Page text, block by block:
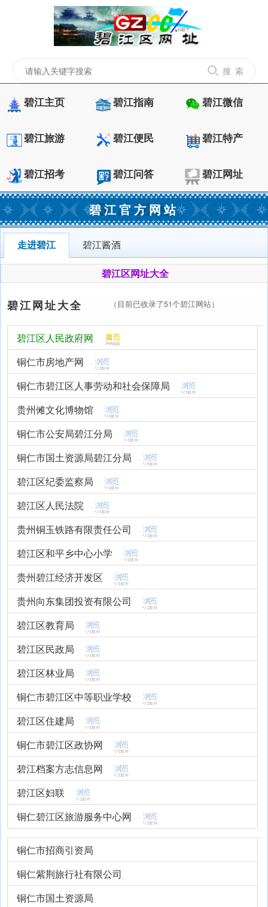
搜 索
碧江主页 碧江指南 碧江微信
碧江旅游 碧江便民 碧江特产
碧江招考 碧江问答 碧江网址
碧江官方网站
走进碧江 碧江酱酒
碧江区网址大全
碧江网址大全 （目前已收录了51个碧江网站）
碧江区人民政府网
铜仁市房地产网
铜仁市碧江区人事劳动和社会保障局
贵州傩文化博物馆
铜仁市公安局碧江分局
铜仁市国土资源局碧江分局
碧江区纪委监察局
碧江区人民法院
贵州铜玉铁路有限责任公司
碧江区和平乡中心小学
贵州碧江经济开发区
贵州向东集团投资有限公司
碧江区教育局
碧江区民政局
碧江区林业局
铜仁市碧江区中等职业学校
碧江区住建局
铜仁市碧江区政协网
碧江档案方志信息网
碧江区妇联
铜仁碧江区旅游服务中心网
铜仁市招商引资局
铜仁紫荆旅行社有限公司
铜仁市国土资源局